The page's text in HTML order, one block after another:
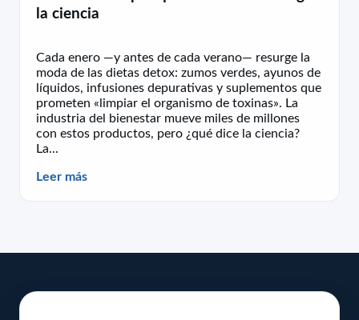
la ciencia
Cada enero —y antes de cada verano— resurge la
moda de las dietas detox: zumos verdes, ayunos de
líquidos, infusiones depurativas y suplementos que
prometen «limpiar el organismo de toxinas». La
industria del bienestar mueve miles de millones
con estos productos, pero ¿qué dice la ciencia?
La...
Leer más